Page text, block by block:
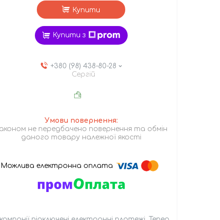
Купити
Купити з
+380 (98) 438-80-28
Сергій
не передбачено повернення та обмін
даного товару належної якості